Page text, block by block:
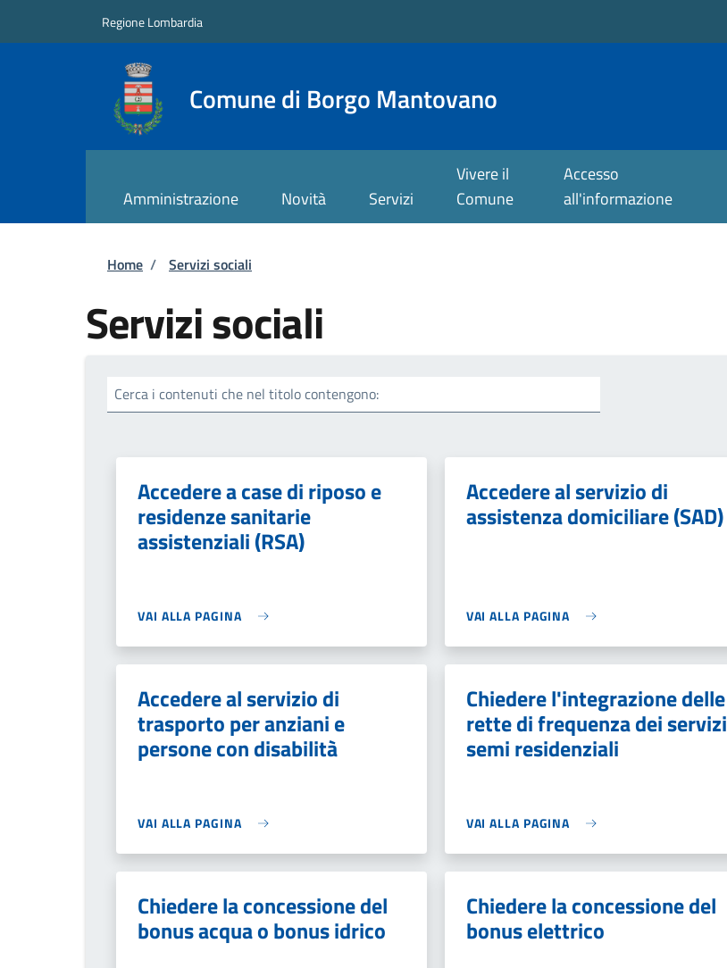
Regione Lombardia
Comune di Borgo Mantovano
Amministrazione Novità Servizi
Vivere il
Comune
Accesso
all'informazione
Briciole di pane
Home / Servizi sociali
Servizi sociali
Cerca i contenuti che nel titolo contengono:
Accedere a case di riposo e
residenze sanitarie
assistenziali (RSA)
VAI ALLA PAGINA
Accedere al servizio di
assistenza domiciliare (SAD)
VAI ALLA PAGINA
Accedere al servizio di
trasporto per anziani e
persone con disabilità
VAI ALLA PAGINA
Chiedere l'integrazione delle
rette di frequenza dei servizi
semi residenziali
VAI ALLA PAGINA
Chiedere la concessione del
bonus acqua o bonus idrico
Chiedere la concessione del
bonus elettrico